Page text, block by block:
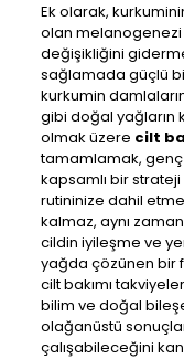
Ek olarak,
olan
değişikliğini
sağlamada güçlü
kurkumin
gibi doğal yağların
olmak üzere cilt
tamamlamak,
kapsamlı bir
rutininize dahil
kalmaz, aynı
cildin iyileşme ve
yağda çözünen bir
cilt bakımı
bilim ve doğal
olağanüstü
çalışabileceğini